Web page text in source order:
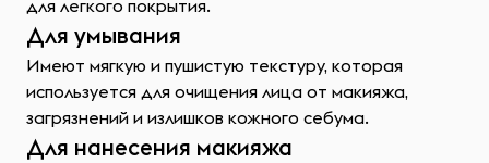
для легкого покрытия.
Для умывания
Имеют мягкую и пушистую текстуру, которая
используется для очищения лица от макияжа,
загрязнений и излишков кожного себума.
Для нанесения макияжа